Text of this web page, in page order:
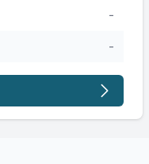
-
-